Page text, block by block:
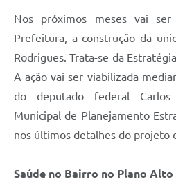
Nos próximos meses vai
Prefeitura, a construção da
Rodrigues. Trata-se da
A ação vai ser viabilizada
do deputado federal
Municipal de Planejamento
nos últimos detalhes do projeto
Saúde no Bairro no Plano Alto